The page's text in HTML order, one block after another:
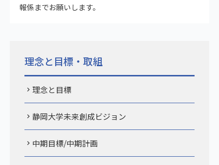
報係までお願いします。
理念と目標・取組
理念と目標
静岡大学未来創成ビジョン
中期目標/中期計画